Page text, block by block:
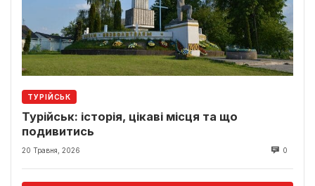
ТУРІЙСЬК
Турійськ: історія, цікаві місця та що
подивитись
20 Травня, 2026 0